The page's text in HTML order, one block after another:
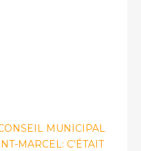
MUNICIPAL
MARCEL: C’ÉTAIT